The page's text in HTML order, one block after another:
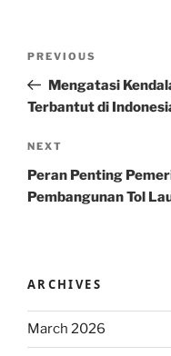
Previous
Post
PREVIOUS
Mengatasi
Terbantut di
Next
Post
NEXT
Peran Penting
Pembangunan Tol
ARCHIVES
March 2026